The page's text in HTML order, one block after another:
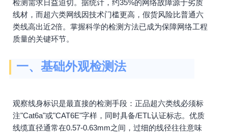
检测需求日益迫切。据统计，约35%的网络故障源于劣质
线材，而超六类网线因技术门槛更高，假货风险比普通六
类线高出近2倍。掌握科学的检测方法已成为保障网络工程
质量的关键环节。
一、基础外观检测法
观察线身标识是最直接的检测手段：正品超六类线必须标
注"Cat6a"或"CAT6E"字样，同时具备/ETL认证标志。优质
线缆直径通常在0.57-0.63mm之间，过细的线径往往意味